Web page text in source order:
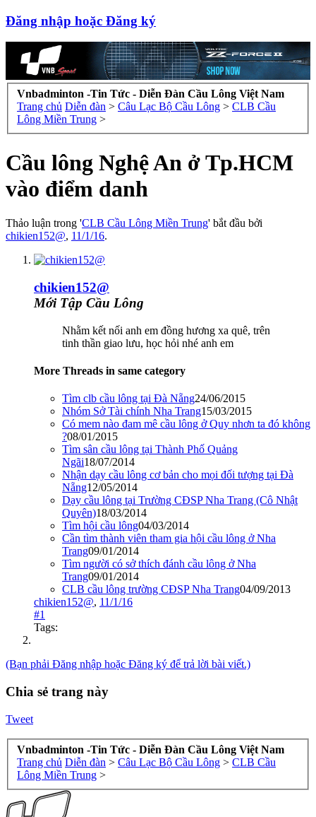
Đăng nhập hoặc Đăng ký
Vnbadminton -Tin Tức - Diễn Đàn Cầu Lông Việt Nam
Trang chủ Diễn đàn > Câu Lạc Bộ Cầu Lông > CLB Cầu
Lông Miền Trung >
Cầu lông Nghệ An ở Tp.HCM
vào điểm danh
Thảo luận trong 'CLB Cầu Lông Miền Trung' bắt đầu bởi
chikien152@, 11/1/16.
chikien152@
Mới Tập Cầu Lông
Nhằm kết nối anh em đồng hương xa quê, trên
tinh thần giao lưu, học hỏi nhé anh em
More Threads in same category
Tìm clb cầu lông tại Đà Nẵng24/06/2015
Nhóm Sở Tài chính Nha Trang15/03/2015
Có mem nào đam mê cầu lông ở Quy nhơn ta đó không
?08/01/2015
Tìm sân cầu lông tại Thành Phố Quảng
Ngãi18/07/2014
Nhận dạy cầu lông cơ bản cho mọi đối tượng tại Đà
Nẵng12/05/2014
Dạy cầu lông tại Trường CĐSP Nha Trang (Cô Nhật
Quyên)18/03/2014
Tìm hội cầu lông04/03/2014
Cần tìm thành viên tham gia hội cầu lông ở Nha
Trang09/01/2014
Tìm người có sở thích đánh cầu lông ở Nha
Trang09/01/2014
CLB cầu lông trường CĐSP Nha Trang04/09/2013
chikien152@, 11/1/16
#1
Tags:
(Bạn phải Đăng nhập hoặc Đăng ký để trả lời bài viết.)
Chia sẻ trang này
Tweet
Vnbadminton -Tin Tức - Diễn Đàn Cầu Lông Việt Nam
Trang chủ Diễn đàn > Câu Lạc Bộ Cầu Lông > CLB Cầu
Lông Miền Trung >